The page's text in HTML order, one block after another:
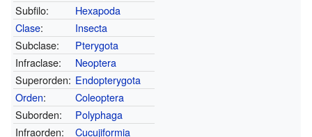
Subfilo:
Hexapoda
Clase:
Insecta
Subclase:
Pterygota
Infraclase:
Neoptera
Superorden: Endopterygota
Orden:
Coleoptera
Suborden:
Polyphaga
Infraorden:
Cucujiformia